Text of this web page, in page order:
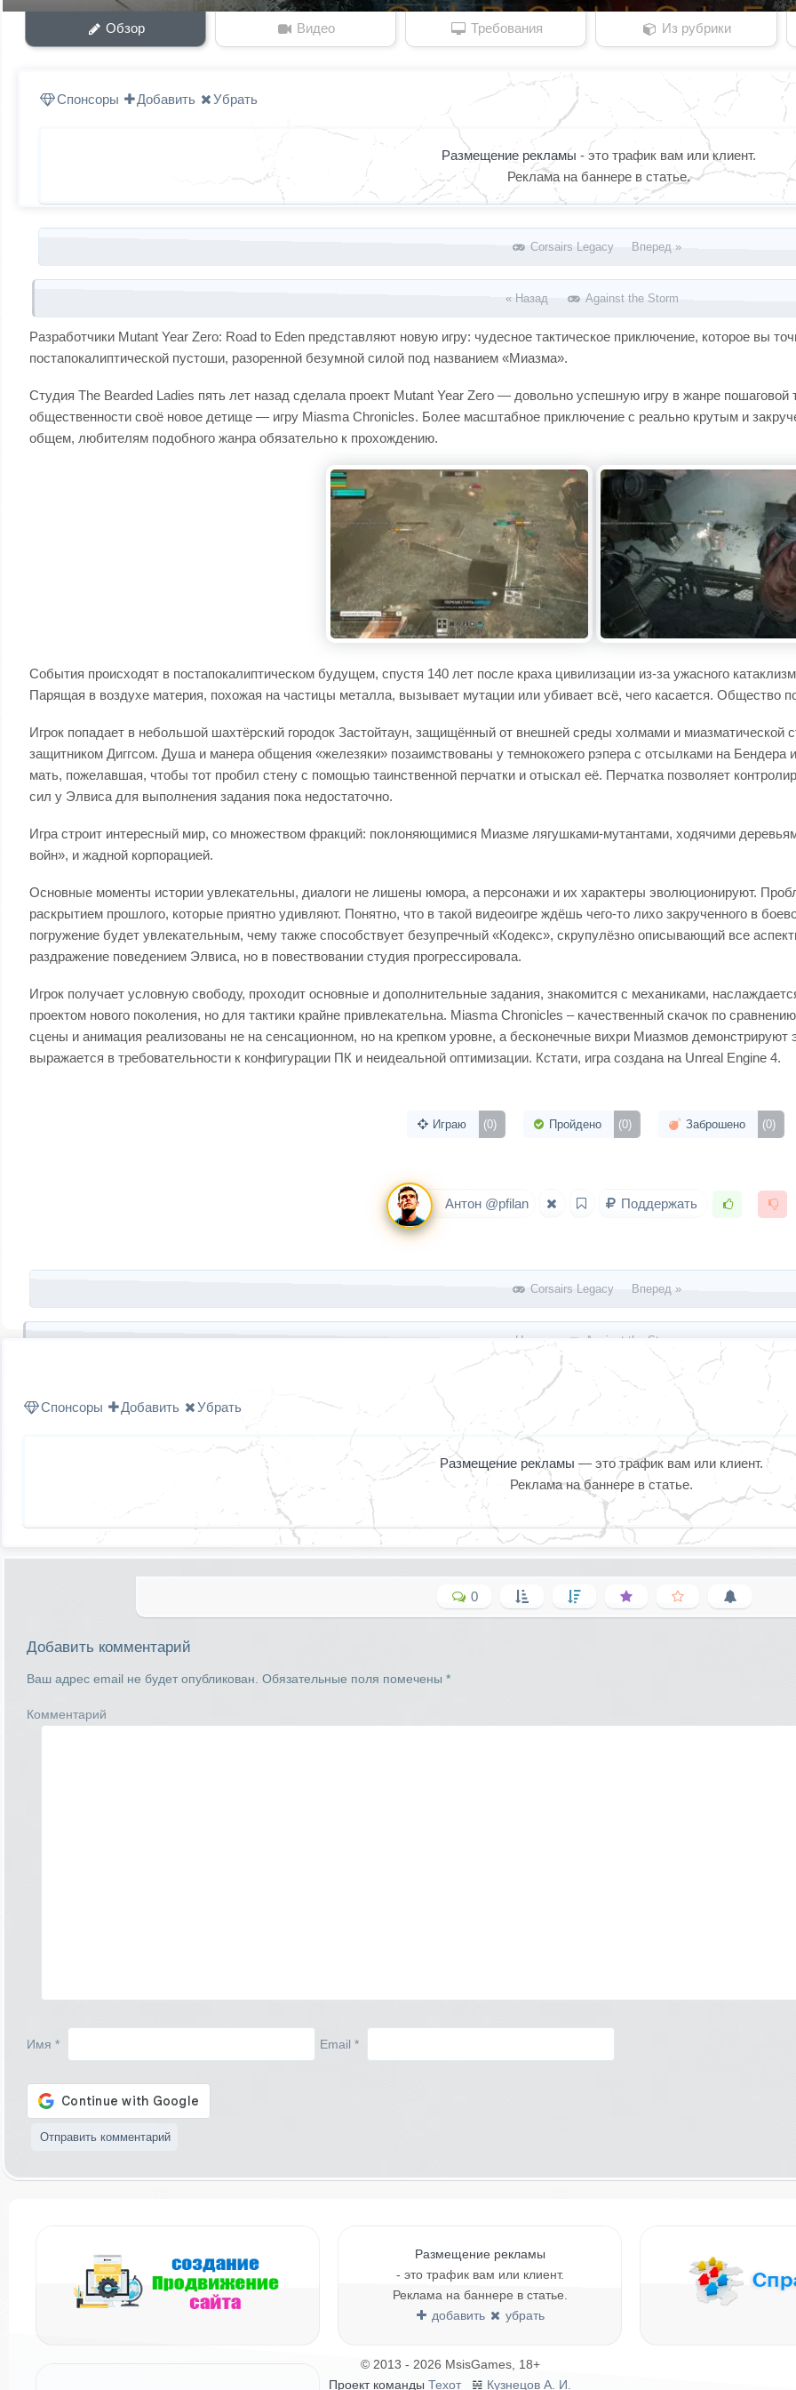
Обзор Видео Требования Из рубрики
Спонсоры Добавить Убрать
Размещение рекламы - это трафик вам или клиент.
Реклама на баннере в статье.
Запись навигация
Corsairs Legacy Вперед »
« Назад Against the Storm
Разработчики Mutant Year Zero: Road to Eden представляют новую игру: чудесное тактическое приключение, которое вы
постапокалиптической пустоши, разоренной безумной силой под названием «Миазма».
Студия The Bearded Ladies пять лет назад сделала проект Mutant Year Zero — довольно успешную игру в жанре пошаговой
общественности своё новое детище — игру Miasma Chronicles. Более масштабное приключение с реально крутым и
общем, любителям подобного жанра обязательно к прохождению.
События происходят в постапокалиптическом будущем, спустя 140 лет после краха цивилизации из-за ужасного
Парящая в воздухе материя, похожая на частицы металла, вызывает мутации или убивает всё, чего касается. Общество
Игрок попадает в небольшой шахтёрский городок Застойтаун, защищённый от внешней среды холмами и миазматической
защитником Диггсом. Душа и манера общения «железяки» позаимствованы у темнокожего рэпера с отсылками на
мать, пожелавшая, чтобы тот пробил стену с помощью таинственной перчатки и отыскал её. Перчатка позволяет
сил у Элвиса для выполнения задания пока недостаточно.
Игра строит интересный мир, со множеством фракций: поклоняющимися Миазме лягушками-мутантами, ходячими
войн», и жадной корпорацией.
Основные моменты истории увлекательны, диалоги не лишены юмора, а персонажи и их характеры эволюционируют.
раскрытием прошлого, которые приятно удивляют. Понятно, что в такой видеоигре ждёшь чего-то лихо закрученного в
погружение будет увлекательным, чему также способствует безупречный «Кодекс», скрупулёзно описывающий все
раздражение поведением Элвиса, но в повествовании студия прогрессировала.
Игрок получает условную свободу, проходит основные и дополнительные задания, знакомится с механиками,
проектом нового поколения, но для тактики крайне привлекательна. Miasma Chronicles – качественный скачок по
сцены и анимация реализованы не на сенсационном, но на крепком уровне, а бесконечные вихри Миазмов
выражается в требовательности к конфигурации ПК и неидеальной оптимизации. Кстати, игра создана на Unreal Engine 4.
Играю (0) Пройдено (0) Заброшено (0)
Антон @pfilan Поддержать
Запись навигация
Corsairs Legacy Вперед »
« Назад Against the Storm
Спонсоры Добавить Убрать
Размещение рекламы — это трафик вам или клиент.
Реклама на баннере в статье.
0
Добавить комментарий
Ваш адрес email не будет опубликован. Обязательные поля помечены *
Комментарий
Имя * Email *
Размещение рекламы
- это трафик вам или клиент.
Реклама на баннере в статье.
добавить
убрать
© 2013 - 2026 MsisGames, 18+
Проект команды Техот 𝌴 Кузнецов А. И.